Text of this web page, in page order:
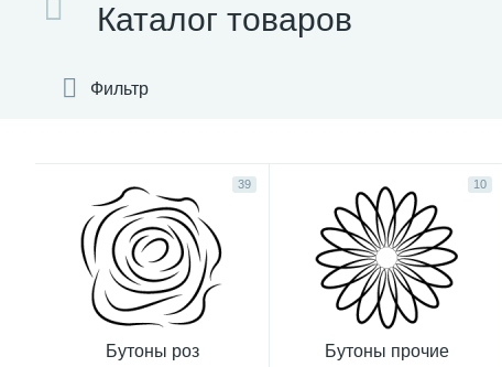
Каталог товаров
Фильтр
39
Бутоны роз
10
Бутоны прочие